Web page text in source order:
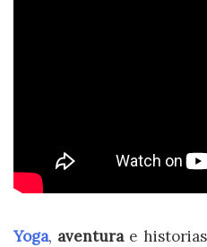
Yoga, aventurae